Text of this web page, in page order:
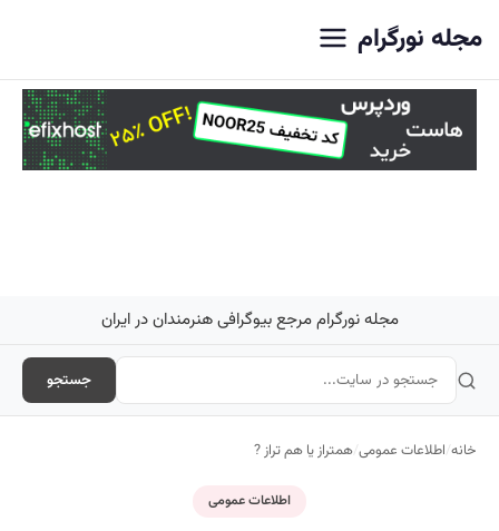
مجله نورگرام
مجله نورگرام مرجع بیوگرافی هنرمندان در ایران
جستجو
خانه/اطلاعات عمومی/همتراز یا هم تراز ?
اطلاعات عمومی